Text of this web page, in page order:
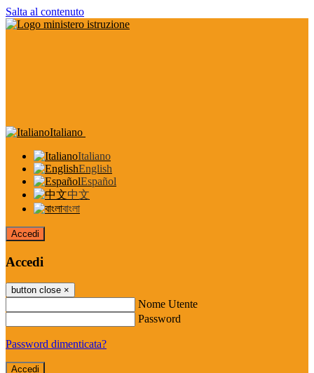
Salta al contenuto
Italiano
Italiano
English
Español
中文
বাংলা
Accedi
Accedi
button close ×
Nome Utente
Password
Password dimenticata?